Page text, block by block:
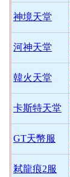
神境天堂
河神天堂
韓火天堂
卡斯特天堂
GT天幣服
弒龍痕2服